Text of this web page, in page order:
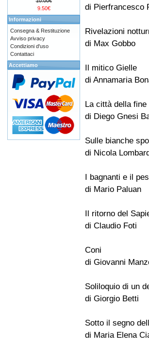
di Pierfrancesco
Rivelazioni
di Max Gobbo
Il mitico Gielle
di Annamaria
La città della fine
di Diego Gnesi
Sulle bianche
di Nicola
I bagnanti e il
di Mario Paluan
Il ritorno del
di Claudio Foti
Coni
di Giovanni
Soliloquio di un
di Giorgio Betti
Sotto il segno
di Maria Elena
9.50€
Informazioni
Consegna & Restituzione
Avviso privacy
Condizioni d'uso
Contattaci
Accettiamo